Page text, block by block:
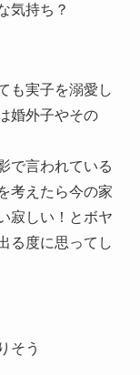
気持ち？
も実子を溺愛し
婚外子やその
で言われている
考えたら今の家
寂しい！とボヤ
る度に思ってし
そう